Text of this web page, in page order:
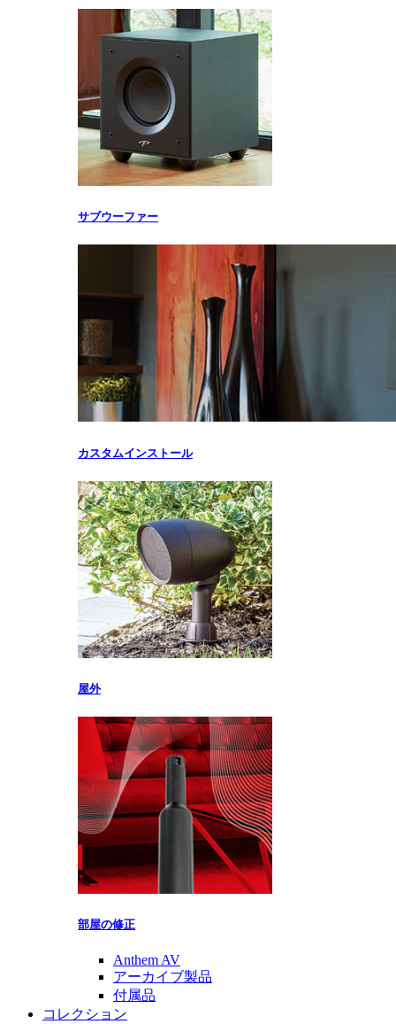
サブウーファー
カスタムインストール
屋外
部屋の修正
Anthem AV
アーカイブ製品
付属品
コレクション